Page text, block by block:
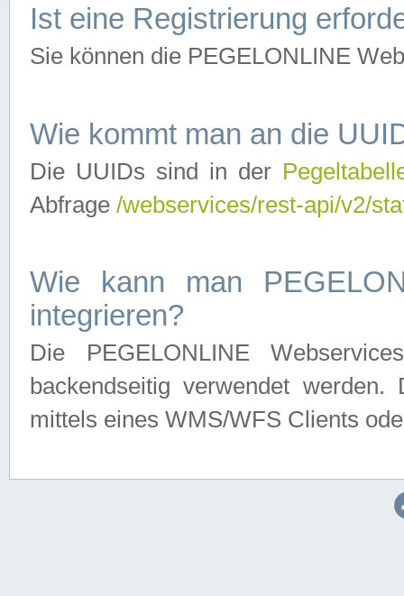
Ist eine Registrierung
Sie können die PEGELONLINE
Wie kommt man an die
Die UUIDs sind in der
Abfrage /webservices/rest-api/v2/
Wie kann man
integrieren?
Die PEGELONLINE
backendseitig verwendet
mittels eines WMS/WFS Clients